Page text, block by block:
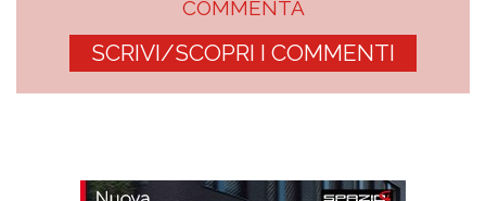
COMMENTA
SCRIVI/SCOPRI I COMMENTI